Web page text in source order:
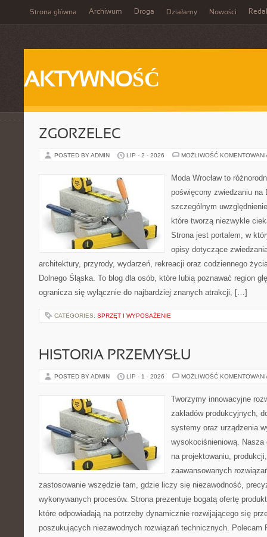
Strona główna Archiwum Droga Działamy Nowości
AKTYWNOŚĆ
ZGORZELEC
POSTED BY ADMIN LIP - 2 - 2026 MOŻLIWOŚĆ
Moda Wrocław to
poświęcony zwiedzaniu na
szczególnym
które tworzą niezwykle
Strona jest portalem, w
opisy dotyczące
architektury, przyrody, wydarzeń, rekreacji oraz codziennego
Dolnego Śląska. To blog dla osób, które lubią poznawać region
ogranicza się wyłącznie do najbardziej znanych atrakcji, […]
CATEGORIES: SPRZĘT I WYPOSAŻENIE
HISTORIA PRZEMYSŁU
POSTED BY ADMIN LIP - 1 - 2026 MOŻLIWOŚĆ
Tworzymy innowacyjne
zakładów produkcyjnych,
systemy oraz urządzenia
wysokociśnieniową. Nasza
na projektowaniu,
zaawansowanych
zastosowanie wszędzie tam, gdzie liczy się niezawodność,
wykonywanych procesów. Strona prezentuje bogatą ofertę
które odpowiadają na potrzeby dynamicznie rozwijającego się
poszukujących niezawodnych rozwiązań technicznych. Polecam